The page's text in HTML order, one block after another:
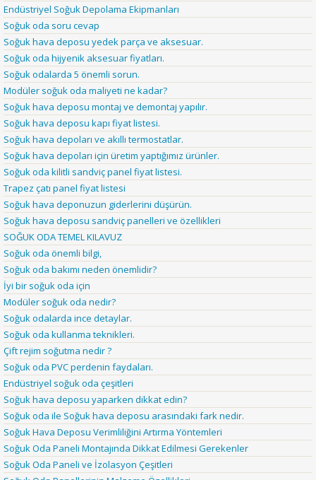
Endüstriyel Soğuk Depolama Ekipmanları
Soğuk oda soru cevap
Soğuk hava deposu yedek parça ve aksesuar.
Soğuk oda hijyenik aksesuar fiyatları.
Soğuk odalarda 5 önemli sorun.
Modüler soğuk oda maliyeti ne kadar?
Soğuk hava deposu montaj ve demontaj yapılır.
Soğuk hava deposu kapı fiyat listesi.
Soğuk hava depoları ve akıllı termostatlar.
Soğuk hava depoları için üretim yaptığımız ürünler.
Soğuk oda kilitli sandviç panel fiyat listesi.
Trapez çatı panel fiyat listesi
Soğuk hava deponuzun giderlerini düşürün.
Soğuk hava deposu sandviç panelleri ve özellikleri
SOĞUK ODA TEMEL KILAVUZ
Soğuk oda önemli bilgi,
Soğuk oda bakımı neden önemlidir?
İyi bir soğuk oda için
Modüler soğuk oda nedir?
Soğuk odalarda ince detaylar.
Soğuk oda kullanma teknikleri.
Çift rejim soğutma nedir ?
Soğuk oda PVC perdenin faydaları.
Endüstriyel soğuk oda çeşitleri
Soğuk hava deposu yaparken dikkat edin?
Soğuk oda ile Soğuk hava deposu arasındaki fark nedir.
Soğuk Hava Deposu Verimliliğini Artırma Yöntemleri
Soğuk Oda Paneli Montajında Dikkat Edilmesi Gerekenler
Soğuk Oda Paneli ve İzolasyon Çeşitleri